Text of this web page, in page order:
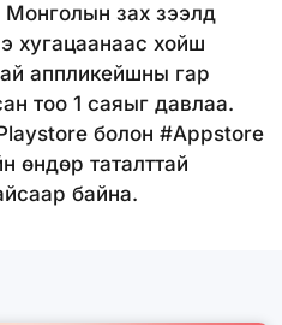
зах зээлд
хугацаанаас хойш
аппликейшны гар
тоо 1 саяыг давлаа.
болон #Appstore
өндөр таталттай
байна.